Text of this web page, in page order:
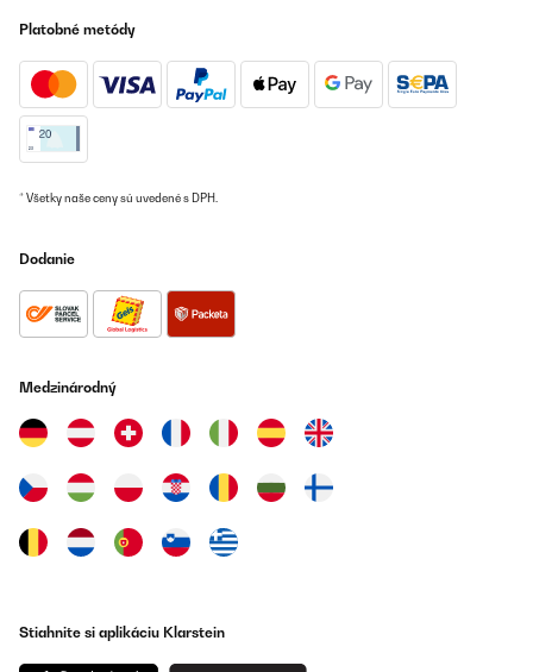
Platobné metódy
* Všetky naše ceny sú uvedené s DPH.
Dodanie
Medzinárodný
Stiahnite si aplikáciu Klarstein